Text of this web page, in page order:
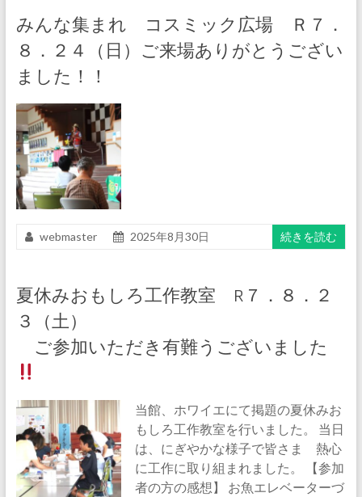
みんな集まれ コスミック広場 Ｒ７．
８．２４（日）ご来場ありがとうござい
ました！！
webmaster 2025年8月30日 続きを読む
夏休みおもしろ工作教室 R７．８．２
３（土）
ご参加いただき有難うございました
当館、ホワイエにて掲題の夏休みお
もしろ工作教室を行いました。 当日
は、にぎやかな様子で皆さま 熱心
に工作に取り組まれました。 【参加
者の方の感想】 お魚エレベーターづ